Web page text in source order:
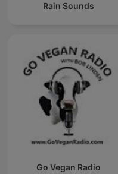
Rain Sounds
Go Vegan Radio